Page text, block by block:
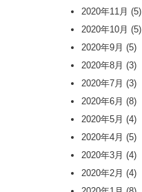
2020年11月 (5)
2020年10月 (5)
2020年9月 (5)
2020年8月 (3)
2020年7月 (3)
2020年6月 (8)
2020年5月 (4)
2020年4月 (5)
2020年3月 (4)
2020年2月 (4)